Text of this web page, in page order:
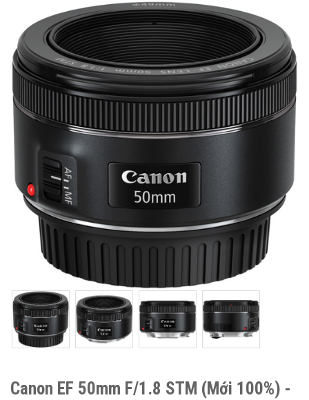
Canon EF 50mm F/1.8 STM (Mới 100%) -